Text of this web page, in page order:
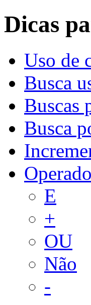
Dicas
Uso de
Busca
Buscas
Busca
E
+
OU
Não
-